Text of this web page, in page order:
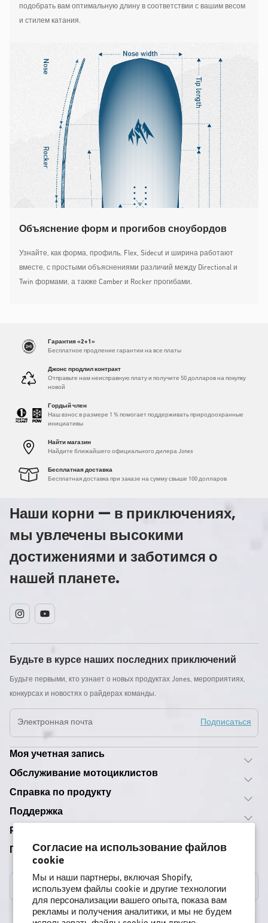
Согласие на использование файлов
cookie
Мы и наши партнеры, включая Shopify,
используем файлы cookie и другие технологии
для персонализации вашего опыта, показа вам
рекламы и получения аналитики, и мы не будем
подобрать вам оптимальную длину в соответствии с вашим весом
и стилем катания.
Объяснение форм и прогибов сноубордов
Узнайте, как форма, профиль, Flex, Sidecut и ширина работают
вместе, с простыми объяснениями различий между Directional и
Twin формами, а также Camber и Rocker прогибами.
Гарантия «2+1»
Бесплатное продление гарантии на все платы
Джонс продлил контракт
Отправьте нам неисправную плату и получите 50 долларов на покупку
новой
Гордый член
Наш взнос в размере 1 % помогает поддерживать природоохранные
инициативы
Найти магазин
Найдите ближайшего официального дилера Jones
Бесплатная доставка
Бесплатная доставка при заказе на сумму свыше 100 долларов
Наши корни — в приключениях,
мы увлечены высокими
достижениями и заботимся о
нашей планете.
InstagramYouTube
Будьте в курсе наших последних приключений
Будьте первыми, кто узнает о новых продуктах Jones, мероприятиях,
конкурсах и новостях о райдерах команды.
Электронная почта
Подписаться
Моя учетная запись
Обслуживание мотоциклистов
Справка по продукту
Поддержка
Руководства по снаряжению
Программы
Соединенные Штаты